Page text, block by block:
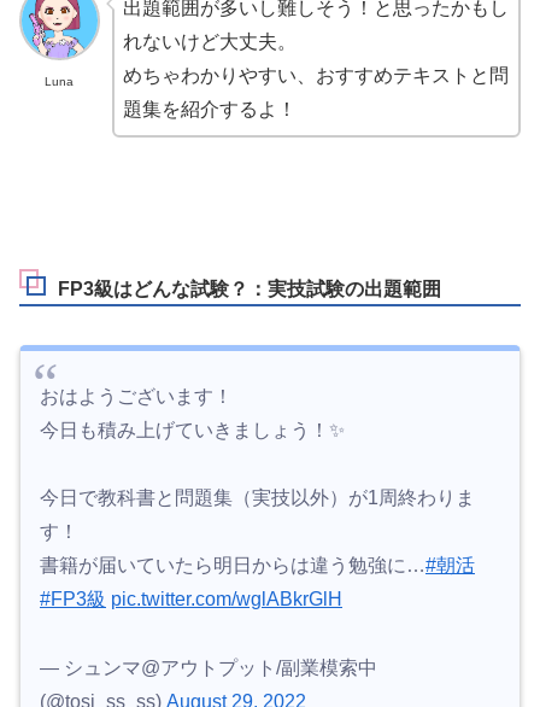
Luna
出題範囲が多いし難しそう！と思ったかもし
れないけど大丈夫。
めちゃわかりやすい、おすすめテキストと問
題集を紹介するよ！
FP3級はどんな試験？：実技試験の出題範囲
おはようございます！
今日も積み上げていきましょう！✨
今日で教科書と問題集（実技以外）が1周終わりま
す！
書籍が届いていたら明日からは違う勉強に…#朝活
#FP3級 pic.twitter.com/wglABkrGlH
— シュンマ@アウトプット/副業模索中
(@tosi_ss_ss) August 29, 2022